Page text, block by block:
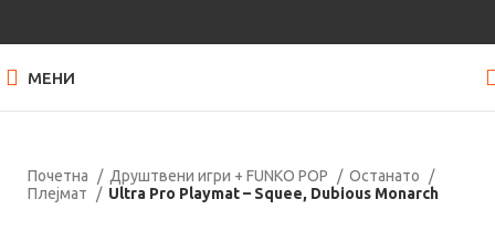
МЕНИ
Почетна Друштвени игри + FUNKO POP
Останато
Плејмат
Ultra Pro Playmat – Squee, Dubious Monarch